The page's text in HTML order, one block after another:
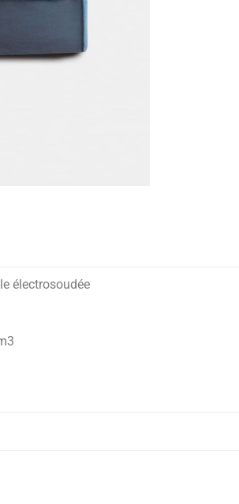
électrosoudée